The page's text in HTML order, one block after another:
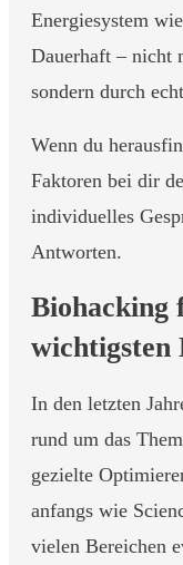
Energiesystem
Dauerhaft – nicht
sondern durch
Wenn du
Faktoren bei dir
individuelles
Antworten.
Biohacking
wichtigsten
In den letzten
rund um das
gezielte
anfangs wie
vielen Bereichen